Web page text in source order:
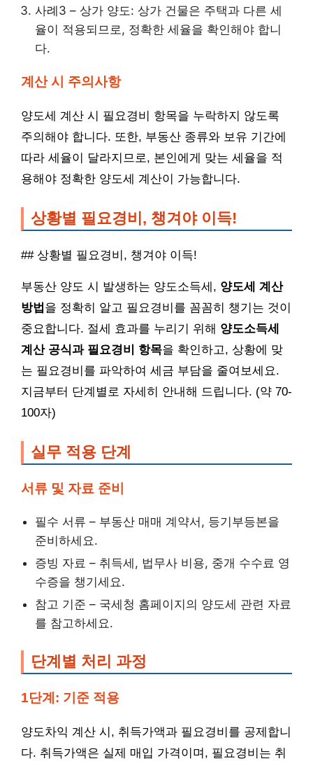
사례3 – 상가 양도: 상가 건물은 주택과 다른 세
율이 적용되므로, 정확한 세율을 확인해야 합니
다.
계산 시 주의사항
양도세 계산 시 필요경비 항목을 누락하지 않도록
주의해야 합니다. 또한, 부동산 종류와 보유 기간에
따라 세율이 달라지므로, 본인에게 맞는 세율을 적
용해야 정확한 양도세 계산이 가능합니다.
상황별 필요경비, 챙겨야 이득!
## 상황별 필요경비, 챙겨야 이득!
부동산 양도 시 발생하는 양도소득세, 양도세 계산
방법 을 정확히 알고 필요경비를 꼼꼼히 챙기는 것이
중요합니다. 절세 효과를 누리기 위해 양도소득세
계산 공식과 필요경비 항목을 확인하고, 상황에 맞
는 필요경비를 파악하여 세금 부담을 줄여보세요.
지금부터 단계별로 자세히 안내해 드립니다. (약 70-
100자)
실무 적용 단계
서류 및 자료 준비
필수 서류 – 부동산 매매 계약서, 등기부등본을
준비하세요.
증빙 자료 – 취득세, 법무사 비용, 중개 수수료 영
수증을 챙기세요.
참고 기준 – 국세청 홈페이지의 양도세 관련 자료
를 참고하세요.
단계별 처리 과정
1단계: 기준 적용
양도차익 계산 시, 취득가액과 필요경비를 공제합니
다. 취득가액은 실제 매입 가격이며, 필요경비는 취